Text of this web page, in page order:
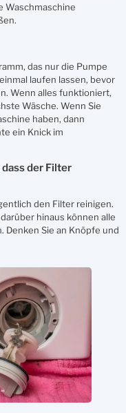
Waschmaschine
das nur die Pumpe
laufen lassen, bevor
Wenn alles funktioniert,
Wäsche. Wenn Sie
haben, dann
ein Knick im
der Filter
den Filter reinigen.
hinaus können alle
Denken Sie an Knöpfe und